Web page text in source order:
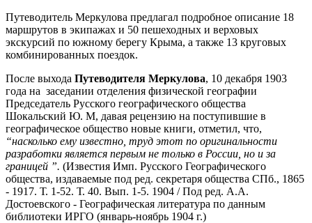
Путеводитель Меркулова предлагал подробное описание 18
маршрутов в экипажах и 50 пешеходных и верховых
экскурсий по южному берегу Крыма, а также 13 круговых
комбинированных поездок.
После выхода Путеводителя Меркулова, 10 декабря 1903
года на заседании отделения физической географии
Председатель Русского географического общества
Шокальский Ю. М, давая рецензию на поступившие в
географическое общество новые книги, отметил, что,
“насколько ему известно, труд этот по оригинальности
разработки является первым не только в России, но и за
границей ”. (Известия Имп. Русского Географического
общества, издаваемые под ред. секретаря общества СПб., 1865
- 1917. Т. 1-52. Т. 40. Вып. 1-5. 1904 / Под ред. А.А.
Достоевского - Географическая литература по данным
библиотеки ИРГО (январь-ноябрь 1904 г.)